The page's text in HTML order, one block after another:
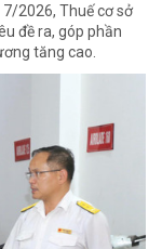
2026, Thuế cơ sở
đề ra, góp phần
tăng cao.